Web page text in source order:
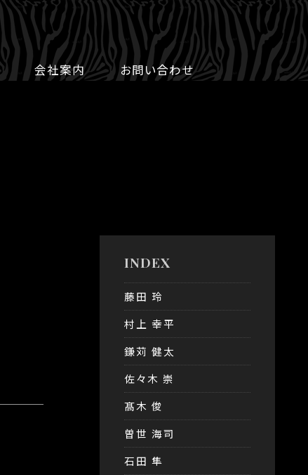
会社案内 お問い合わせ
INDEX
藤田 玲
村上 幸平
鎌苅 健太
佐々木 崇
髙木 俊
曽世 海司
石田 隼